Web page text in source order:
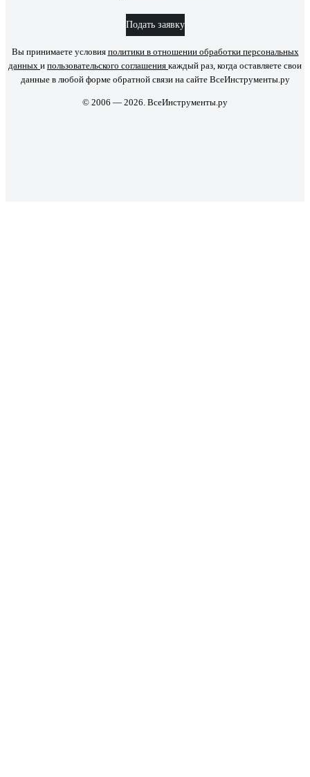
Подать заявку
Вы принимаете условия политики в отношении обработки персональных
данных и пользовательского соглашения каждый раз, когда оставляете свои
данные в любой форме обратной связи на сайте ВсеИнструменты.ру
© 2006 — 2026. ВсеИнструменты.ру